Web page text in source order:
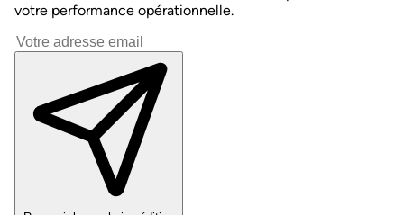
votre performance opérationnelle.